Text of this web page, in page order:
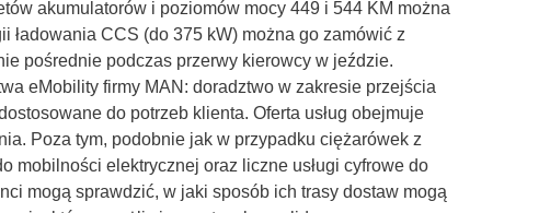
akumulatorów i poziomów mocy 449 i 544 KM można
CCS (do 375 kW) można go zamówić z
pośrednie podczas przerwy kierowcy w jeździe.
eMobility firmy MAN: doradztwo w zakresie przejścia
do potrzeb klienta. Oferta usług obejmuje
Poza tym, podobnie jak w przypadku ciężarówek z
mobilności elektrycznej oraz liczne usługi cyfrowe do
mogą sprawdzić, w jaki sposób ich trasy dostaw mogą